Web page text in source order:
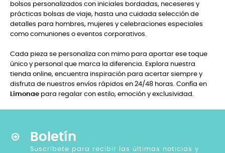
bolsos personalizados con iniciales bordadas, neceseres y
prácticas bolsas de viaje, hasta una cuidada selección de
detalles para hombres, mujeres y celebraciones especiales
como comuniones o eventos corporativos.
Cada pieza se personaliza con mimo para aportar ese toque
único y personal que marca la diferencia. Explora nuestra
tienda online, encuentra inspiración para acertar siempre y
disfruta de nuestros envíos rápidos en 24/48 horas. Confía en
Limonae para regalar con estilo, emoción y exclusividad.
Boletín
Suscríbete para recibir las últimas noticias y